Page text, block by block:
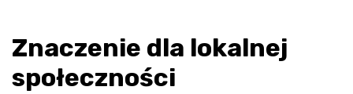
Znaczenie dla lokalnej
społeczności